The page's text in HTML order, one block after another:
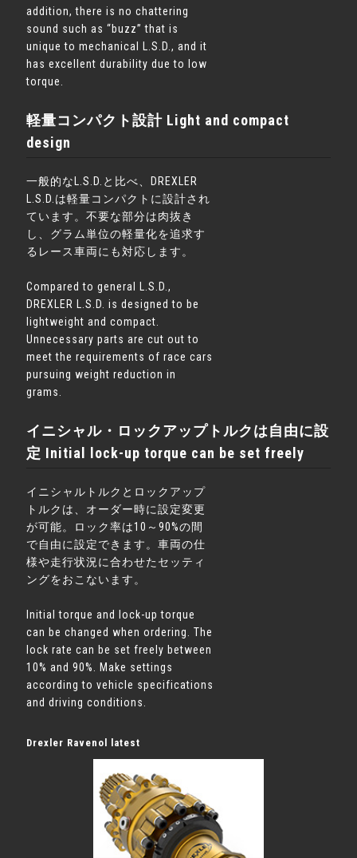
addition, there is no chattering
sound such as “buzz” that is
unique to mechanical L.S.D., and it
has excellent durability due to low
torque.
軽量コンパクト設計 Light and compact
design
一般的なL.S.D.と比べ、DREXLER
L.S.D.は軽量コンパクトに設計され
ています。不要な部分は肉抜き
し、グラム単位の軽量化を追求す
るレース車両にも対応します。
Compared to general L.S.D.,
DREXLER L.S.D. is designed to be
lightweight and compact.
Unnecessary parts are cut out to
meet the requirements of race cars
pursuing weight reduction in
grams.
イニシャル・ロックアップトルクは自由に設
定 Initial lock-up torque can be set freely
イニシャルトルクとロックアップ
トルクは、オーダー時に設定変更
が可能。ロック率は10～90%の間
で自由に設定できます。車両の仕
様や走行状況に合わせたセッティ
ングをおこないます。
Initial torque and lock-up torque
can be changed when ordering. The
lock rate can be set freely between
10% and 90%. Make settings
according to vehicle specifications
and driving conditions.
Drexler Ravenol latest